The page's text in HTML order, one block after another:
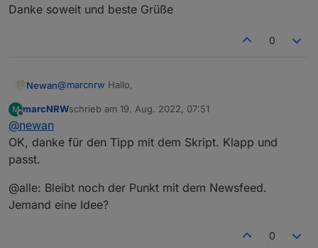
Danke soweit und beste Grüße
0
Newan@marcnrw Hallo,
ja die Objekte werden gelöscht, da nicht immer an allen
eine Auslesescript lösen der versucht alle Objekte am
M marcNRWschrieb am 19. Aug. 2022, 07:51
zuletzt editiert von
@newan
OK, danke für den Tipp mit dem Skript. Klapp und
passt.
@alle: Bleibt noch der Punkt mit dem Newsfeed.
Jemand eine Idee?
0